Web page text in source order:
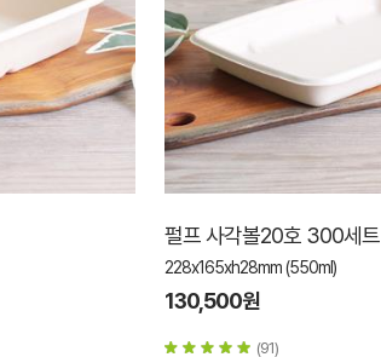
펄프 사각볼20호 300세트
228x165xh28mm (550ml)
130,500원
(91)